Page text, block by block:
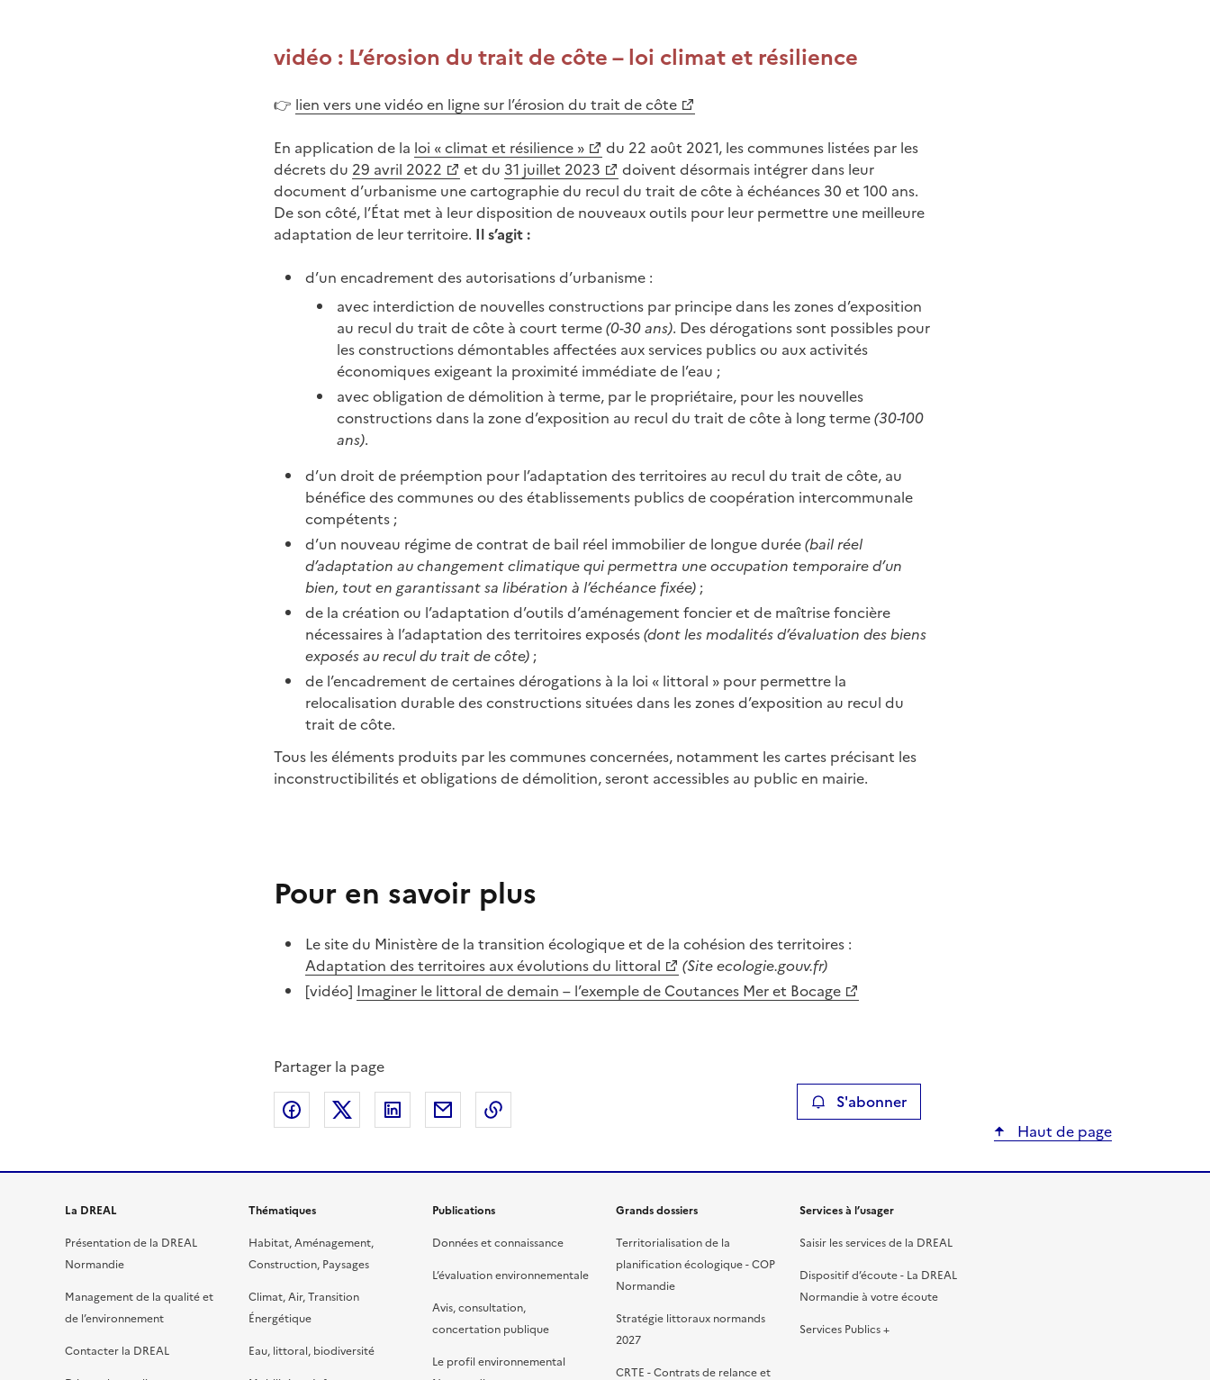
vidéo : L’érosion du trait de côte – loi climat et résilience
👉 lien vers une vidéo en ligne sur l’érosion du trait de côte
En application de la loi « climat et résilience »
du 22 août 2021, les communes listées par les
décrets du 29 avril 2022 et du 31 juillet 2023
doivent désormais intégrer dans leur
document d’urbanisme une cartographie du recul du trait de côte à échéances 30 et 100 ans.
De son côté, l’État met à leur disposition de nouveaux outils pour leur permettre une meilleure
adaptation de leur territoire. Il s’agit :
d’un encadrement des autorisations d’urbanisme :
avec interdiction de nouvelles constructions par principe dans les zones d’exposition
au recul du trait de côte à court terme(0-30 ans). Des dérogations sont possibles pour
les constructions démontables affectées aux services publics ou aux activités
économiques exigeant la proximité immédiate de l’eau ;
avec obligation de démolition à terme, par le propriétaire, pour les nouvelles
constructions dans la zone d’exposition au recul du trait de côte à long terme(30-100
ans).
d’un droit de préemption pour l’adaptation des territoires au recul du trait de côte, au
bénéfice des communes ou des établissements publics de coopération intercommunale
compétents ;
d’un nouveau régime de contrat de bail réel immobilier de longue durée(bail réel
d’adaptation au changement climatique qui permettra une occupation temporaire d’un
bien, tout en garantissant sa libération à l’échéance fixée) ;
de la création ou l’adaptation d’outils d’aménagement foncier et de maîtrise foncière
nécessaires à l’adaptation des territoires exposés(dont les modalités d’évaluation des biens
exposés au recul du trait de côte) ;
de l’encadrement de certaines dérogations à la loi « littoral » pour permettre la
relocalisation durable des constructions situées dans les zones d’exposition au recul du
trait de côte.
Tous les éléments produits par les communes concernées, notamment les cartes précisant les
inconstructibilités et obligations de démolition, seront accessibles au public en mairie.
Pour en savoir plus
Le site du Ministère de la transition écologique et de la cohésion des territoires :
Adaptation des territoires aux évolutions du littoral
(Site ecologie.gouv.fr)
[vidéo] Imaginer le littoral de demain – l’exemple de Coutances Mer et Bocage
Partager la page
Partager sur Facebook
Partager sur XPartager sur LinkedIn
Partager par emailCopier le lien de la page dans le presse-papier S'abonner
Haut de page
La DREAL
Présentation de la DREAL
Normandie
Management de la qualité et
de l’environnement
Contacter la DREAL
Thématiques
Habitat, Aménagement,
Construction, Paysages
Climat, Air, Transition
Énergétique
Eau, littoral, biodiversité
Publications
Données et connaissance
L’évaluation environnementale
Avis, consultation,
concertation publique
Le profil environnemental
Grands dossiers
Territorialisation de la
planification écologique - COP
Normandie
Stratégie littoraux normands
2027
CRTE - Contrats de relance et
Services à l’usager
Saisir les services de la DREAL
Dispositif d’écoute - La DREAL
Normandie à votre écoute
Services Publics +